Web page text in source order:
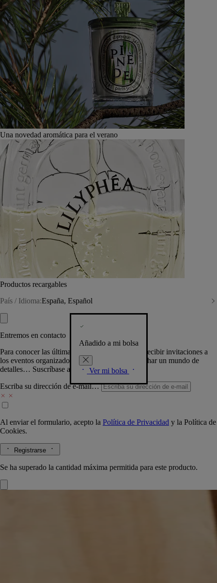
Una novedad aromática para el verano
Productos recargables
País / Idioma:España, Español
Añadido a mi bolsa
Ver mi bolsa
Entremos en contacto
Para conocer las últimas creaciones de la Casa, recibir invitaciones a
los eventos organizados por Diptyque y aprovechar un mundo de
detalles… Suscríbase a nuestra newsletter.
Escriba su dirección de e-mail…
Al enviar el formulario, acepto la Política de Privacidad y la Política de
Cookies.
Registrarse
Se ha superado la cantidad máxima permitida para este producto.